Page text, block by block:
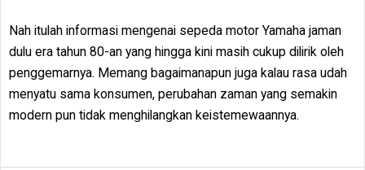
Nah itulah informasi mengenai sepeda motor Yamaha jaman
dulu era tahun 80-an yang hingga kini masih cukup dilirik oleh
penggemarnya. Memang bagaimanapun juga kalau rasa udah
menyatu sama konsumen, perubahan zaman yang semakin
modern pun tidak menghilangkan keistemewaannya.